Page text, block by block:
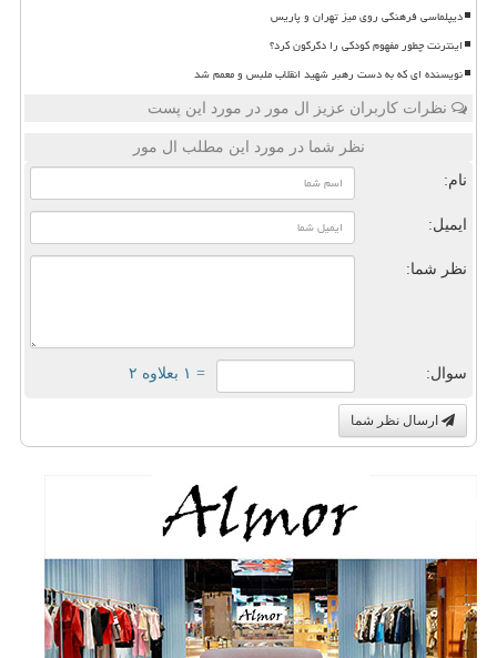
دیپلماسی فرهنگی روی میز تهران و پاریس
اینترنت چطور مفهوم کودکی را دگرگون کرد؟
نویسنده ای که به دست رهبر شهید انقلاب ملبس و معمم شد
نظرات کاربران عزیز ال مور در مورد این پست
نظر شما در مورد این مطلب ال مور
نام:
ایمیل:
نظر شما:
سوال: = ۱ بعلاوه ۲
ارسال نظر شما